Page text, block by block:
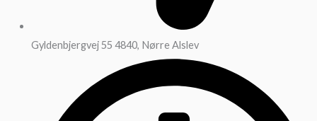
Gyldenbjergvej 55 4840, Nørre Alslev